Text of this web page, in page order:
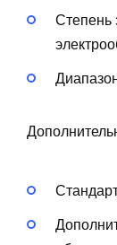
Степень